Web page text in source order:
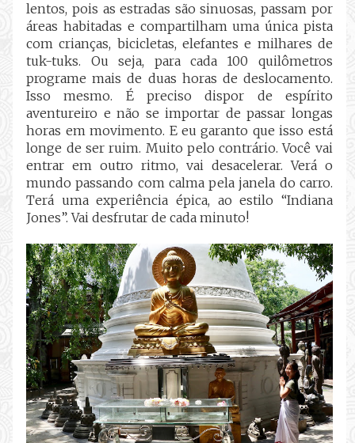
lentos, pois as estradas são sinuosas, passam por
áreas habitadas e compartilham uma única pista
com crianças, bicicletas, elefantes e milhares de
tuk-tuks. Ou seja, para cada 100 quilômetros
programe mais de duas horas de deslocamento.
Isso mesmo. É preciso dispor de espírito
aventureiro e não se importar de passar longas
horas em movimento. E eu garanto que isso está
longe de ser ruim. Muito pelo contrário. Você vai
entrar em outro ritmo, vai desacelerar. Verá o
mundo passando com calma pela janela do carro.
Terá uma experiência épica, ao estilo “Indiana
Jones”. Vai desfrutar de cada minuto!